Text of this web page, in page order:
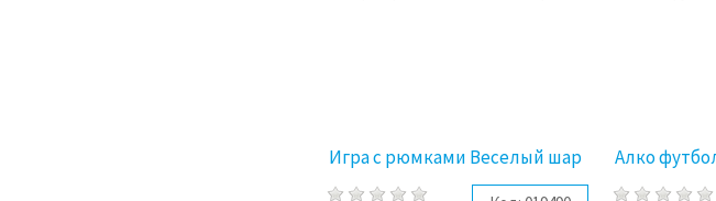
Игра с рюмками Веселый шар Алко